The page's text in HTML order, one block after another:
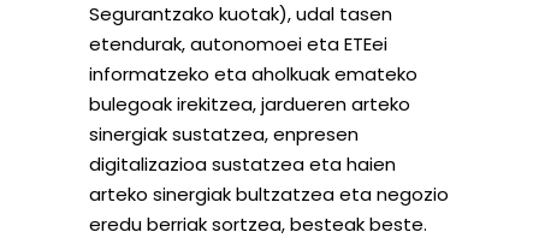
Segurantzako kuotak), udal tasen
etendurak, autonomoei eta ETEei
informatzeko eta aholkuak emateko
bulegoak irekitzea, jardueren arteko
sinergiak sustatzea, enpresen
digitalizazioa sustatzea eta haien
arteko sinergiak bultzatzea eta negozio
eredu berriak sortzea, besteak beste.